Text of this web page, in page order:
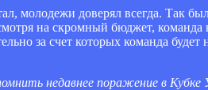
молодежи доверял всегда. Так
на скромный бюджет,
за счет которых команда
недавнее поражение в